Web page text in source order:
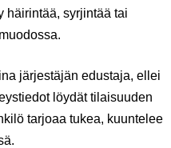
häirintää, syrjintää tai
järjestäjän edustaja, ellei
löydät tilaisuuden
tarjoaa tukea, kuuntelee